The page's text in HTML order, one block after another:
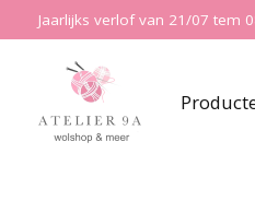
Jaarlijks verlof van 21/07 tem